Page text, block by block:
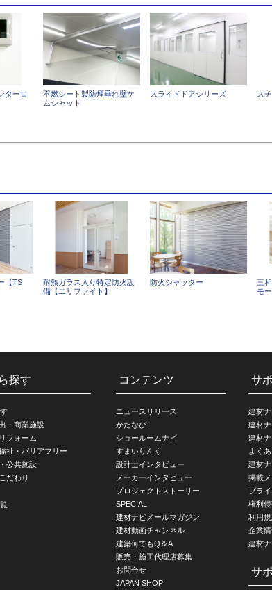
ターロ
不燃シート製防煙垂れ壁ケ
ムシャット
スライドドアシリーズ ス
【TS
耐熱ガラス入り特定防火設
備【エリファイト】
防火シャッター
三
モー
探す
・商業施設
フォーム
祉・バリアフリー
公共施設
だわり
コンテンツ
ニュースリリース
かたなび
ショールームナビ
すまいりんぐ
設計士インタビュー
メーカーインタビュー
プロジェクトストーリー
SPECIAL
建材ナビメールマガジン
建材動画チャンネル
建築何でもQ＆A
販売・施工代理店募集
お問合せ
JAPAN SHOP
サ
建材
建材ナ
建材
よく
建材
掲載
プラ
権利
利用
企業情
建材
サ